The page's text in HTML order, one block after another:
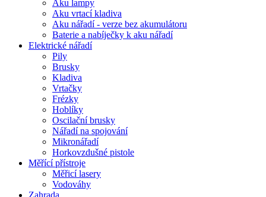
Aku lampy
Aku vrtací kladiva
Aku nářadí - verze bez akumulátoru
Baterie a nabíječky k aku nářadí
Elektrické nářadí
Pily
Brusky
Kladiva
Vrtačky
Frézky
Hoblíky
Oscilační brusky
Nářadí na spojování
Mikronářadí
Horkovzdušné pistole
Měřící přístroje
Měřicí lasery
Vodováhy
Zahrada